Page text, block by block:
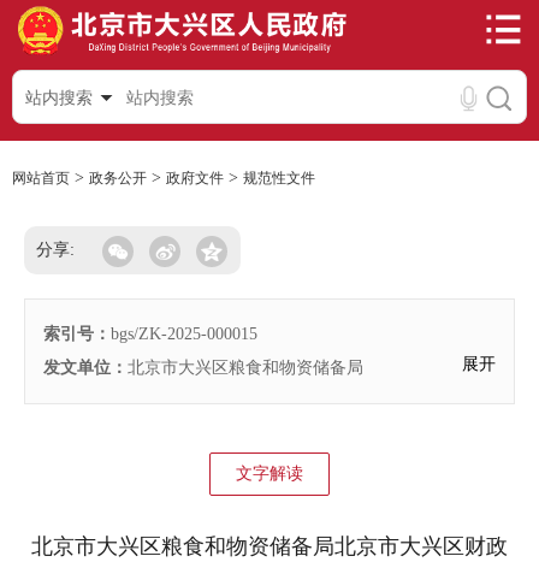
站内搜索
网站首页 > 政务公开 > 政府文件 > 规范性文件
分享:
索引号： bgs/ZK-2025-000015
发文单位： 北京市大兴区粮食和物资储备局 展开
文字解读
北京市大兴区粮食和物资储备局北京市大兴区财政